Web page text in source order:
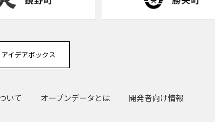
アイデアボックス
いて オープンデータとは 開発者向け情報